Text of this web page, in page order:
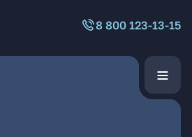
8 800 123-13-15